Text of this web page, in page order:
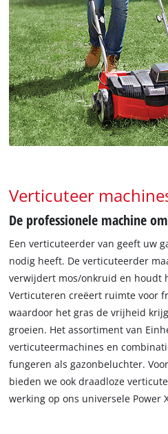
Verticuteer
De professionele machine
Een verticuteerder van geeft uw
nodig heeft. De verticuteerder
verwijdert mos/onkruid en houdt
Verticuteren creëert ruimte voor
waardoor het gras de vrijheid
groeien. Het assortiment van
verticuteermachines en
fungeren als gazonbeluchter.
bieden we ook draadloze
werking op ons universele Power